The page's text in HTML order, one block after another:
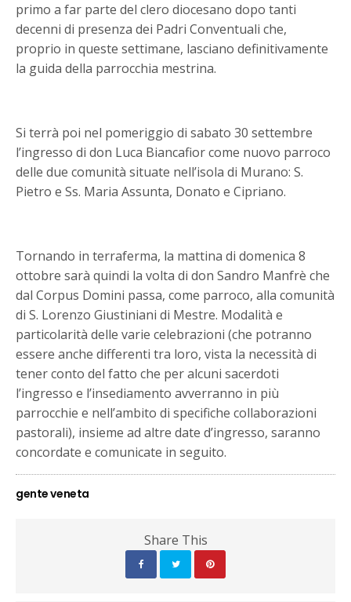
primo a far parte del clero diocesano dopo tanti
decenni di presenza dei Padri Conventuali che,
proprio in queste settimane, lasciano definitivamente
la guida della parrocchia mestrina.
Si terrà poi nel pomeriggio di sabato 30 settembre
l’ingresso di don Luca Biancafior come nuovo parroco
delle due comunità situate nell’isola di Murano: S.
Pietro e Ss. Maria Assunta, Donato e Cipriano.
Tornando in terraferma, la mattina di domenica 8
ottobre sarà quindi la volta di don Sandro Manfrè che
dal Corpus Domini passa, come parroco, alla comunità
di S. Lorenzo Giustiniani di Mestre. Modalità e
particolarità delle varie celebrazioni (che potranno
essere anche differenti tra loro, vista la necessità di
tener conto del fatto che per alcuni sacerdoti
l’ingresso e l’insediamento avverranno in più
parrocchie e nell’ambito di specifiche collaborazioni
pastorali), insieme ad altre date d’ingresso, saranno
concordate e comunicate in seguito.
gente veneta
Share This